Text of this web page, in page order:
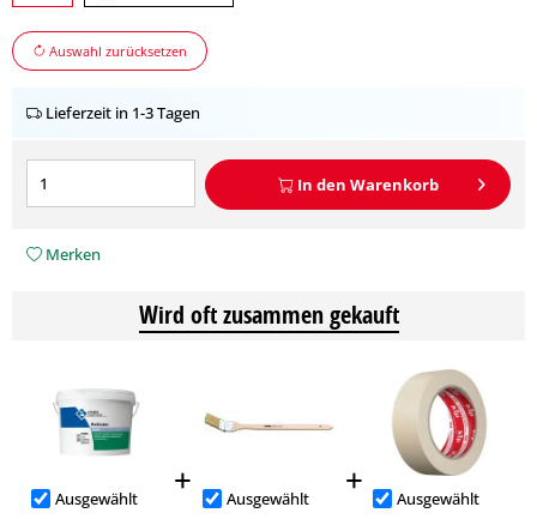
Auswahl zurücksetzen
Lieferzeit in 1-3 Tagen
In den Warenkorb
Merken
Wird oft zusammen gekauft
Ausgewählt
Ausgewählt
Ausgewählt